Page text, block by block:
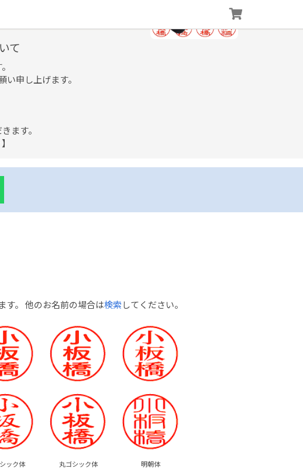
て
申し上げます。
ます。
。 他のお名前の場合は検索してください。
ック体 丸ゴシック体 明朝体